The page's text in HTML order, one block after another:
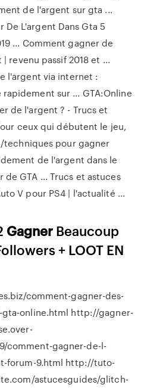
de l'argent sur gta ...
De L'argent Dans Gta 5
... Comment gagner de
revenu passif 2018 et ...
l'argent via internet :
sur ... GTA:Online
de l'argent ? - Trucs et
ceux qui débutent le jeu,
techniques pour gagner
de l'argent dans le
GTA ... Trucs et astuces
V pour PS4 | l'actualité ...
Gagner Beaucoup
+ LOOT EN
comment-gagner-des-
gta-online.html http://gagner-
comment-gagner-de-l-
forum-9.html http://tuto-
astucesguides/glitch-